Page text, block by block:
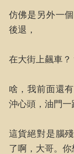
仿佛是另外一
後退，
在大街上飆車？
啥，我前面還
沖心頭，油門
這貨絕對是腦
了啊，大哥。你